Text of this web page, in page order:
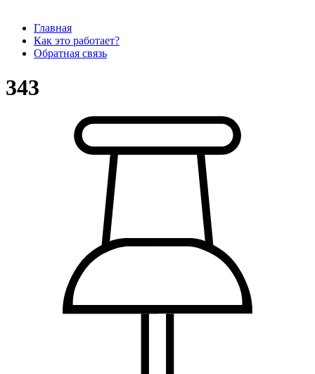
Главная
Как это работает?
Обратная связь
343